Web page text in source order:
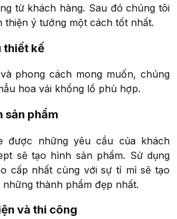
từ khách hàng. Sau đó chúng tôi
thiện ý tưởng một cách tốt nhất.
thiết kế
phong cách mong muốn, chúng
hoa vải khổng lồ phù hợp.
sản phẩm
được những yêu cầu của khách
sẽ tạo hình sản phẩm. Sử dụng
cấp nhất cùng với sự tỉ mỉ sẽ tạo
thành phẩm đẹp nhất.
và thi công